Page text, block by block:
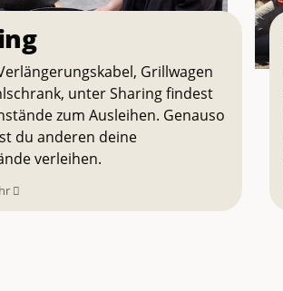
Grillwagen
unter Sharing findest
zum Ausleihen. Genauso
du anderen deine
verleihen.